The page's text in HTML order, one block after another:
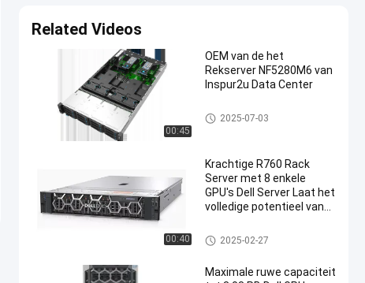
Related Videos
00:45
OEM van de het
Rekserver NF5280M6 van
Inspur2u Data Center
Inspurgpu Server
2025-07-03
00:40
Krachtige R760 Rack
Server met 8 enkele
GPU's Dell Server Laat het
volledige potentieel van
De Server van Dell GPU
2025-02-27
Maximale ruwe capaciteit